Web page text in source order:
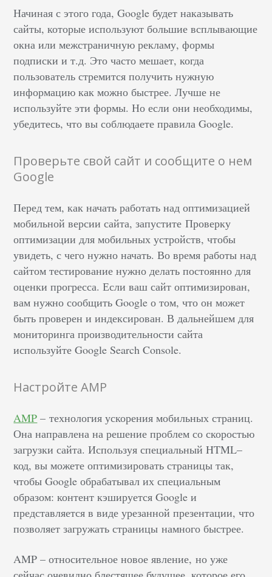
Начиная с этого года, Google будет наказывать
сайты, которые используют большие всплывающие
окна или межстраничную рекламу, формы
подписки и т.д. Это часто мешает, когда
пользователь стремится получить нужную
информацию как можно быстрее. Лучше не
используйте эти формы. Но если они необходимы,
убедитесь, что вы соблюдаете правила Google.
Проверьте свой сайт и сообщите о нем
Google
Перед тем, как начать работать над оптимизацией
мобильной версии сайта, запустите Проверку
оптимизации для мобильных устройств, чтобы
увидеть, с чего нужно начать. Во время работы над
сайтом тестирование нужно делать постоянно для
оценки прогресса. Если ваш сайт оптимизирован,
вам нужно сообщить Google о том, что он может
быть проверен и индексирован. В дальнейшем для
мониторинга производительности сайта
используйте Google Search Console.
Настройте AMP
AMP – технология ускорения мобильных страниц.
Она направлена на решение проблем со скоростью
загрузки сайта. Используя специальный HTML–
код, вы можете оптимизировать страницы так,
чтобы Google обрабатывал их специальным
образом: контент кэшируется Google и
представляется в виде урезанной презентации, что
позволяет загружать страницы намного быстрее.
AMP – относительное новое явление, но уже